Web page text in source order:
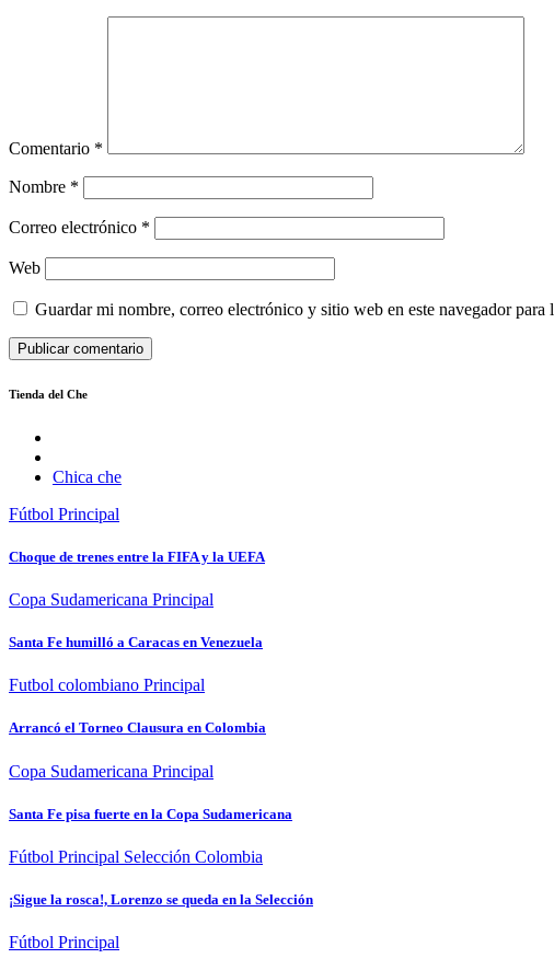
Comentario *
Nombre *
Correo electrónico *
Web
Guardar mi nombre, correo electrónico y sitio web en este navegador
Tienda del Che
Chica che
Fútbol Principal
Choque de trenes entre la FIFA y la UEFA
Copa Sudamericana Principal
Santa Fe humilló a Caracas en Venezuela
Futbol colombiano Principal
Arrancó el Torneo Clausura en Colombia
Copa Sudamericana Principal
Santa Fe pisa fuerte en la Copa Sudamericana
Fútbol Principal Selección Colombia
¡Sigue la rosca!, Lorenzo se queda en la Selección
Fútbol Principal